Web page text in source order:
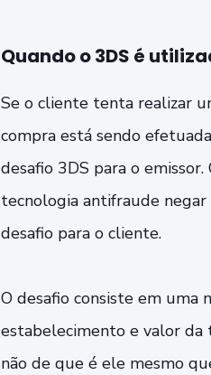
Quando o 3DS é
Se o cliente tenta realizar
compra está sendo
desafio 3DS para o
tecnologia antifraude
desafio para o cliente.
O desafio consiste em uma
estabelecimento e valor da
não de que é ele mesmo